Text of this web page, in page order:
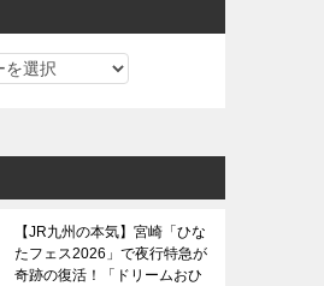
【JR九州の本気】宮崎「ひな
たフェス2026」で夜行特急が
奇跡の復活！「ドリームおひ